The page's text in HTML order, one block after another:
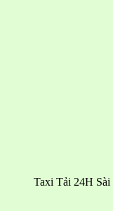
Taxi Tải 24H